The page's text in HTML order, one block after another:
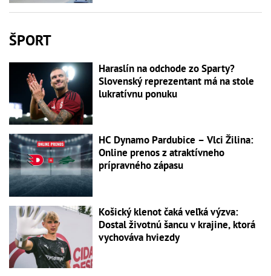
ŠPORT
Haraslín na odchode zo Sparty?
Slovenský reprezentant má na stole
lukratívnu ponuku
HC Dynamo Pardubice – Vlci Žilina:
Online prenos z atraktívneho
prípravného zápasu
Košický klenot čaká veľká výzva:
Dostal životnú šancu v krajine, ktorá
vychováva hviezdy